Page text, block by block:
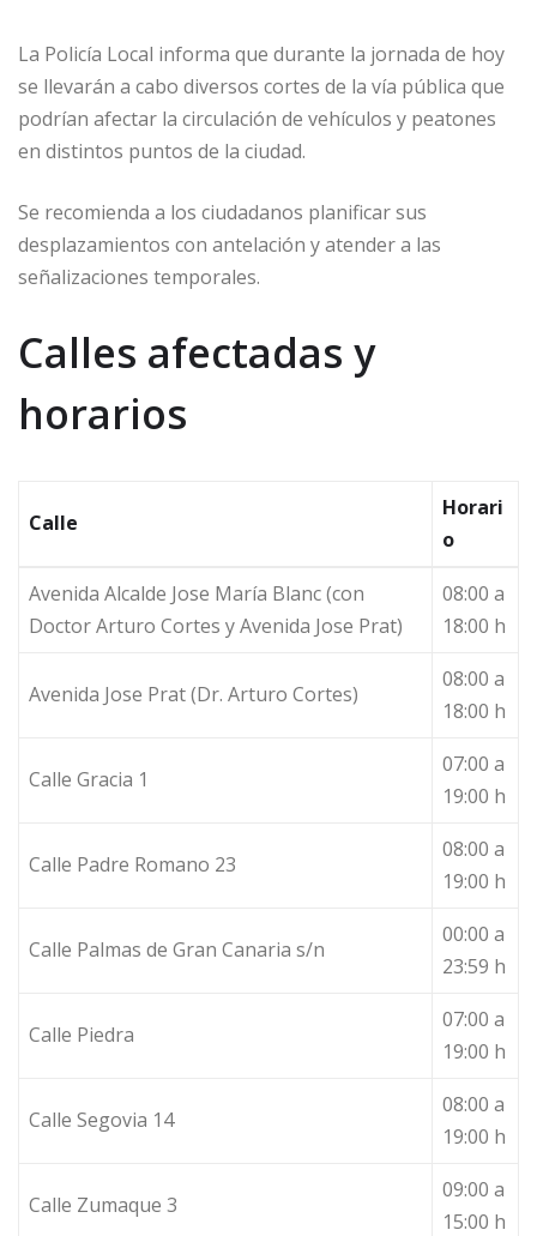
La Policía Local informa que durante la jornada de hoy
se llevarán a cabo diversos cortes de la vía pública que
podrían afectar la circulación de vehículos y peatones
en distintos puntos de la ciudad.
Se recomienda a los ciudadanos planificar sus
desplazamientos con antelación y atender a las
señalizaciones temporales.
Calles afectadas y
horarios
Calle
Horari
o
Avenida Alcalde Jose María Blanc (con
Doctor Arturo Cortes y Avenida Jose Prat)
08:00 a
18:00 h
Avenida Jose Prat (Dr. Arturo Cortes)
08:00 a
18:00 h
Calle Gracia 1
07:00 a
19:00 h
Calle Padre Romano 23
08:00 a
19:00 h
Calle Palmas de Gran Canaria s/n
00:00 a
23:59 h
Calle Piedra
07:00 a
19:00 h
Calle Segovia 14
08:00 a
19:00 h
Calle Zumaque 3
09:00 a
15:00 h